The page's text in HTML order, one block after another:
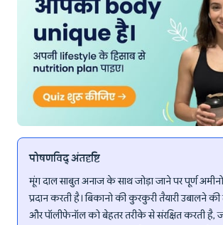
पोषणविद् अंतर्दृष्टि
मूंग दाल साबुत अनाज के साथ जोड़ा जाने पर पूर्ण
प्रदान करती है। बिकानो की कुरकुरी तैयारी उबालने
और पॉलीफेनॉल को बेहतर तरीके से संरक्षित करती है,